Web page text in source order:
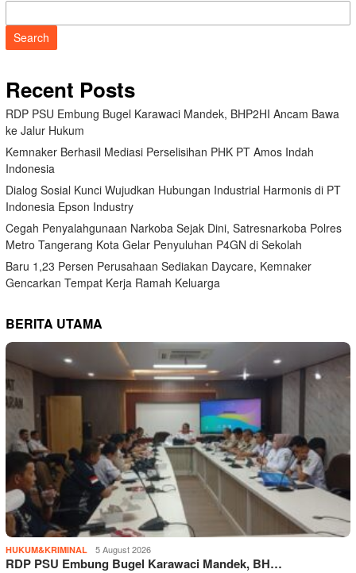
Search
Recent Posts
RDP PSU Embung Bugel Karawaci Mandek, BHP2HI Ancam Bawa
ke Jalur Hukum
Kemnaker Berhasil Mediasi Perselisihan PHK PT Amos Indah
Indonesia
Dialog Sosial Kunci Wujudkan Hubungan Industrial Harmonis di PT
Indonesia Epson Industry
Cegah Penyalahgunaan Narkoba Sejak Dini, Satresnarkoba Polres
Metro Tangerang Kota Gelar Penyuluhan P4GN di Sekolah
Baru 1,23 Persen Perusahaan Sediakan Daycare, Kemnaker
Gencarkan Tempat Kerja Ramah Keluarga
BERITA UTAMA
HUKUM&KRIMINAL 5 August 2026
RDP PSU Embung Bugel Karawaci Mandek, BH…